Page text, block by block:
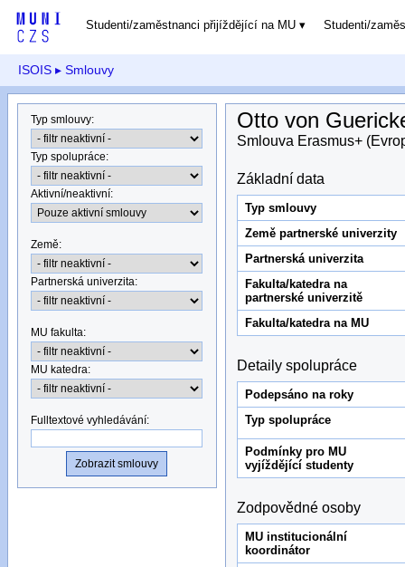
Studenti/zaměstnanci přijíždějící na MU Studenti/
ISOIS ▸ Smlouvy
Typ smlouvy:
Typ spolupráce:
Aktivní/neaktivní:
Země:
Partnerská univerzita:
MU fakulta:
MU katedra:
Fulltextové vyhledávání:
Otto von
Smlouva Erasmus+
Základní data
Typ smlouvy
Země partnerské univerzity
Partnerská univerzita
Fakulta/katedra na
partnerské univerzitě
Fakulta/katedra na MU
Detaily spolupráce
Podepsáno na roky
Typ spolupráce
Podmínky pro MU
vyjíždějící studenty
Zodpovědné osoby
MU institucionální
koordinátor